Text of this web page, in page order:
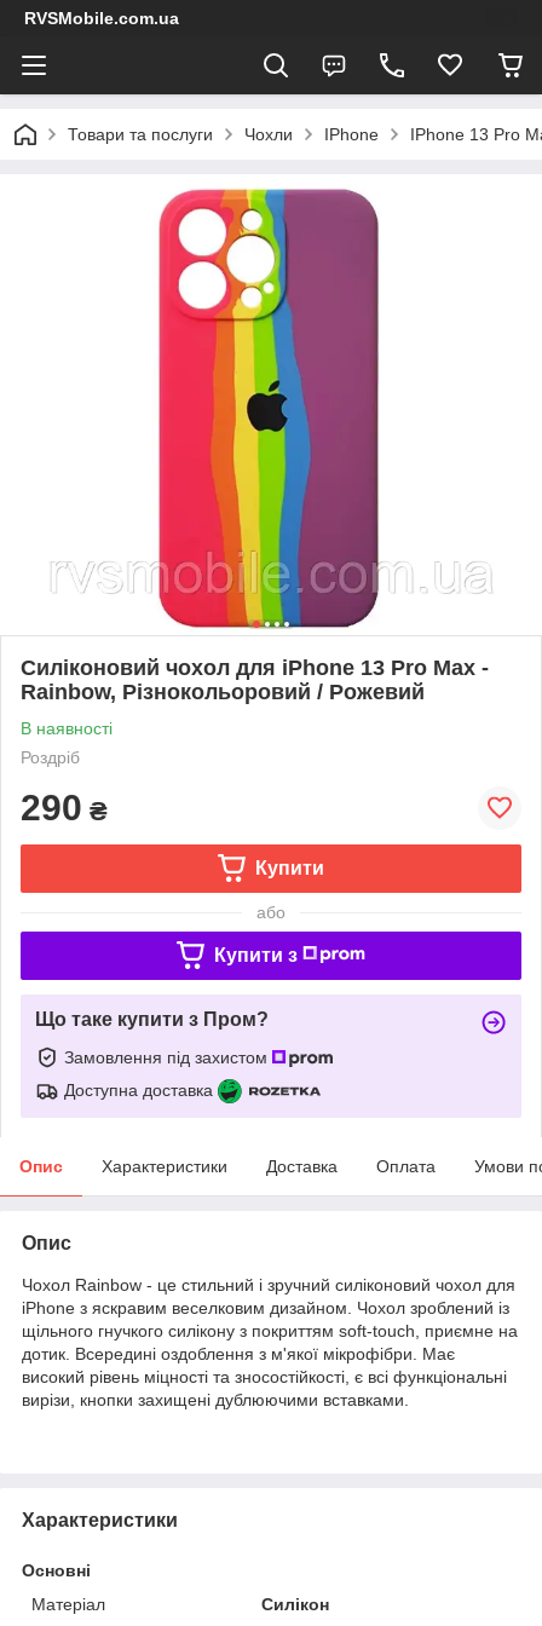
RVSMobile.com.ua
Товари та послуги Чохли IPhone IPhone 13 Pro
Силіконовий чохол для iPhone 13 Pro Max -
Rainbow, Різнокольоровий / Рожевий
В наявності
Роздріб
290 ₴
Купити
або
Купити з
Що таке купити з Пром?
Замовлення під захистом
Доступна доставка
Опис Характеристики Доставка Оплата Умови
Опис
Чохол Rainbow - це стильний і зручний силіконовий чохол для
iPhone з яскравим веселковим дизайном. Чохол зроблений із
щільного гнучкого силікону з покриттям soft-touch, приємне на
дотик. Всередині оздоблення з м'якої мікрофібри. Має
високий рівень міцності та зносостійкості, є всі функціональні
вирізи, кнопки захищені дублюючими вставками.
Характеристики
Основні
Матеріал
Силікон